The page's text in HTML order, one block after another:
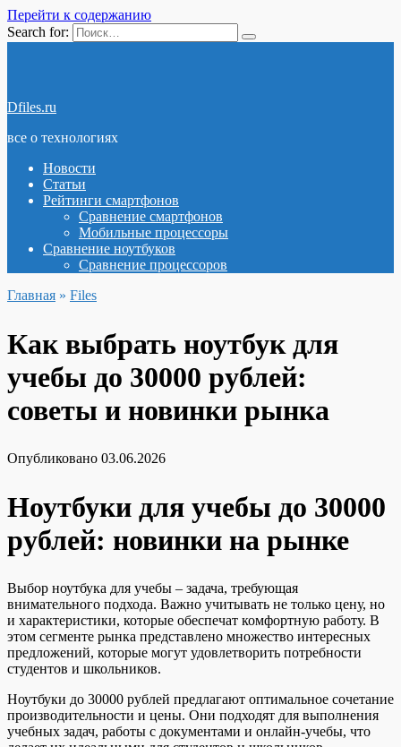
Перейти к содержанию
Search for:
Dfiles.ru
все о технологиях
Новости
Статьи
Рейтинги смартфонов
Сравнение смартфонов
Мобильные процессоры
Сравнение ноутбуков
Сравнение процессоров
Главная » Files
Как выбрать ноутбук для
учебы до 30000 рублей:
советы и новинки рынка
Опубликовано 03.06.2026
Ноутбуки для учебы до 30000
рублей: новинки на рынке
Выбор ноутбука для учебы – задача, требующая
внимательного подхода. Важно учитывать не только цену, но
и характеристики, которые обеспечат комфортную работу. В
этом сегменте рынка представлено множество интересных
предложений, которые могут удовлетворить потребности
студентов и школьников.
Ноутбуки до 30000 рублей предлагают оптимальное сочетание
производительности и цены. Они подходят для выполнения
учебных задач, работы с документами и онлайн-учебы, что